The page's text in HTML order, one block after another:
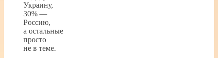
Украину,
30% —
Россию,
а остальные
просто
не в теме.